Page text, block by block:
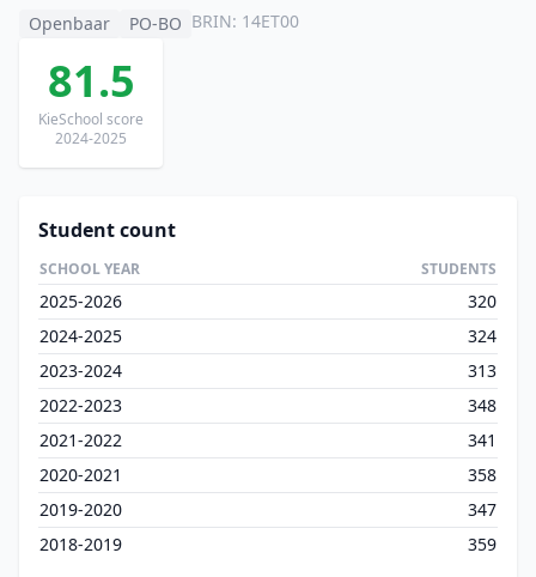
Openbaar
PO-BO BRIN: 14ET00
81.5
KieSchool score
2024-2025
Student count
SCHOOL YEAR STUDENTS
2025-2026
320
2024-2025
324
2023-2024
313
2022-2023
348
2021-2022
341
2020-2021
358
2019-2020
347
2018-2019
359